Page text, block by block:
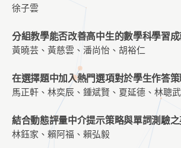
徐子雲
分組教學能否改善高中生的數學科學習
黃曉芸、黃慈雲、潘尚怡、胡裕仁
在選擇題中加入熱門選項對於學生作答
馬正軒、林奕辰、鍾斌賢、夏延德、林聰武
結合動態評量中介提示策略與單詞測驗
林鈺家、賴阿福、賴弘毅